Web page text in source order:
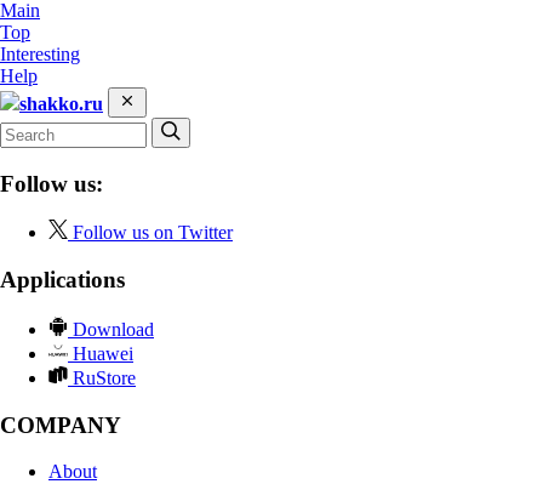
Main
Top
Interesting
Help
shakko.ru
Follow us:
Follow us on Twitter
Applications
Download
Huawei
RuStore
COMPANY
About